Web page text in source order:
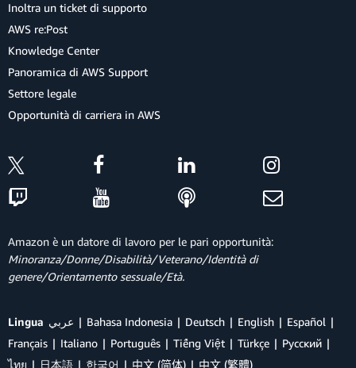
Inoltra un ticket di supporto
AWS re:Post
Knowledge Center
Panoramica di AWS Support
Settore legale
Opportunità di carriera in AWS
Amazon è un datore di lavoro per le pari opportunità:
Minoranza/Donne/Disabilità/Veterano/Identità di
genere/Orientamento sessuale/Età.
Lingua عربي Bahasa Indonesia Deutsch English
Español
Français
Italiano Português Tiếng Việt Türkçe
Ρусский
ไทย
日本語 한국어 中文 (简体) 中文 (繁體)